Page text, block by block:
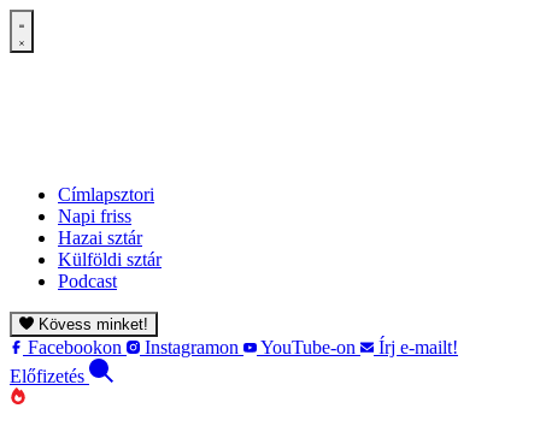
Címlapsztori
Napi friss
Hazai sztár
Külföldi sztár
Podcast
Kövess minket!
Facebookon Instagramon YouTube-on
Írj e-mailt!
Előfizetés